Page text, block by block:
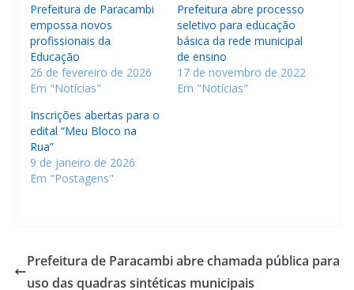
Prefeitura de Paracambi
empossa novos
profissionais da
Educação
26 de fevereiro de 2026
Em "Notícias"
Prefeitura abre processo
seletivo para educação
básica da rede municipal
de ensino
17 de novembro de 2022
Em "Notícias"
Inscrições abertas para o
edital “Meu Bloco na
Rua”
9 de janeiro de 2026
Em "Postagens"
Prefeitura de Paracambi abre chamada pública para
uso das quadras sintéticas municipais